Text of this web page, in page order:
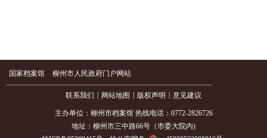
国家档案馆 柳州市人民政府门户网站
联系我们 网站地图 版权声明 意见建议
主办单位：柳州市档案馆 热线电话：0772-2826726
地址：柳州市三中路66号（市委大院内)